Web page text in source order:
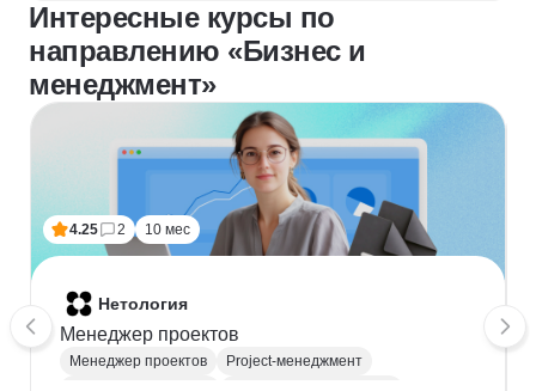
Интересные курсы по
направлению «Бизнес и
менеджмент»
4.25 2 10 мес
Нетология
Менеджер проектов
Менеджер проектов
Project-менеджмент